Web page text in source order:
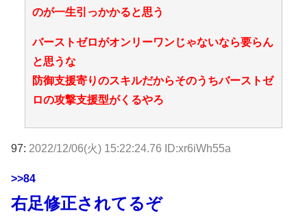
のが一生引っかかると思う
バーストゼロがオンリーワンじゃないなら要らん
と思うな
防御支援寄りのスキルだからそのうちバーストゼ
ロの攻撃支援型がくるやろ
97: 2022/12/06(火) 15:22:24.76 ID:xr6iWh55a
>>84
右足修正されてるぞ